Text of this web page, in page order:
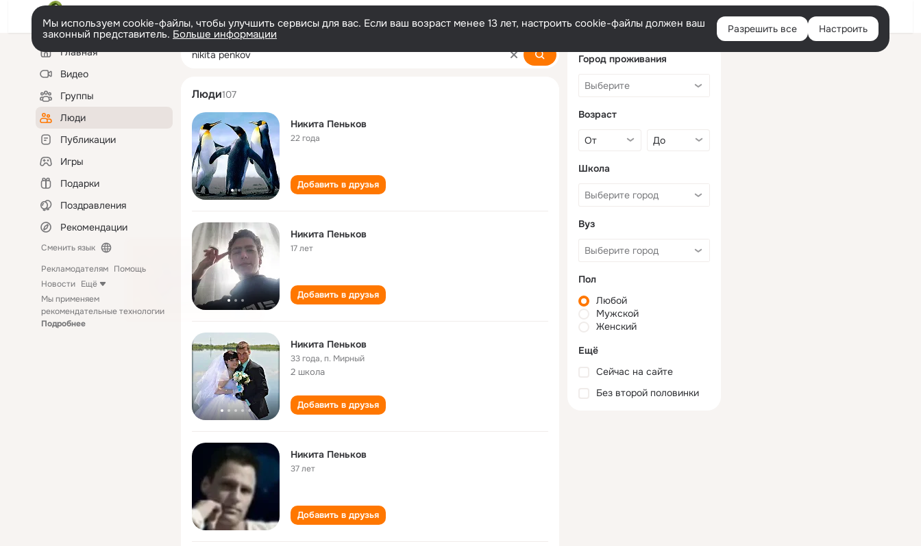
Войти
Мы используем cookie-файлы, чтобы улучшить сервисы для вас. Если ваш возраст менее 13 лет, настроить cookie-файлы должен ваш
законный представитель. Больше информации Разрешить все Настроить
Левая
колонкаГлавная
Видео
Группы
Люди
Публикации
Игры
Подарки
Поздравления
Рекомендации
Сменить язык
Рекламодателям Помощь
Новости Ещё
Мы применяем
рекомендательные технологии
Подробнее
nikita penkov
Люди107
Никита Пеньков
22 года
Добавить в друзья
Никита Пеньков
17 лет
Добавить в друзья
Никита Пеньков
33 года,п. Мирный
2 школа
Добавить в друзья
Никита Пеньков
37 лет
Добавить в друзья
Город проживания
Возраст
Школа
Вуз
Пол
Любой
Мужской
Женский
Ещё
Сейчас на сайте
Без второй половинки